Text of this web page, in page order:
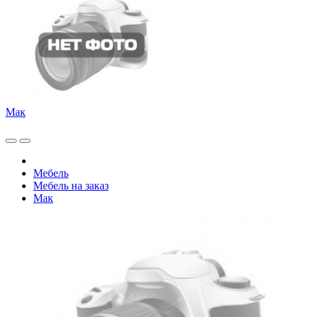
Мак
Мебель
Мебель на заказ
Мак